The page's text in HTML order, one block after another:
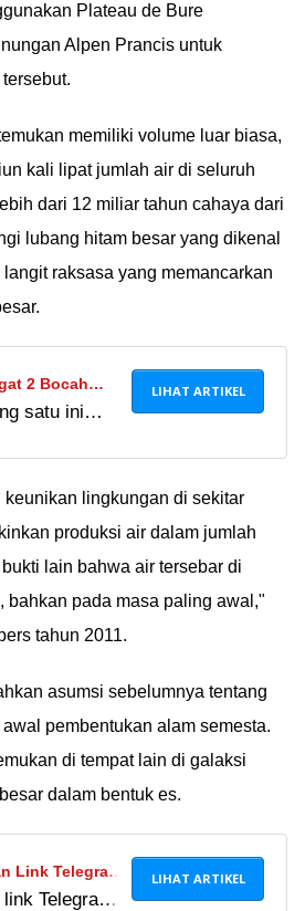
Plateau de Bure
Alpen Prancis untuk
memiliki volume luar biasa,
kali lipat jumlah air di seluruh
dari 12 miliar tahun cahaya dari
lubang hitam besar yang dikenal
raksasa yang memancarkan
2 Bocah
Susu
satu ini
masa kecil
LIHAT ARTIKEL
keunikan lingkungan di sekitar
produksi air dalam jumlah
lain bahwa air tersebar di
bahkan pada masa paling awal,"
tahun 2011.
asumsi sebelumnya tentang
pembentukan alam semesta.
di tempat lain di galaksi
dalam bentuk es.
Link Telegram
Barat,
Telegram
LIHAT ARTIKEL